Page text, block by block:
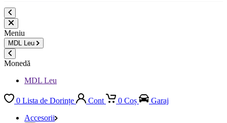
Meniu
MDL Leu
Monedă
MDL Leu
0 Lista de Dorințe Cont 0 Coș
Garaj
Accesorii